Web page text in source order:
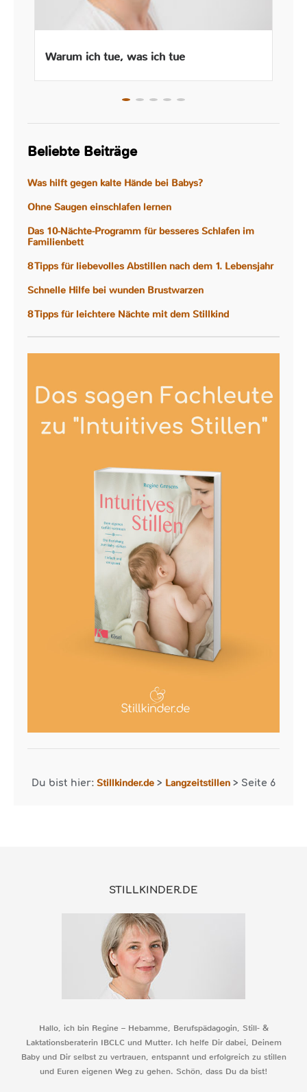
Warum ich tue, was ich tue
Beliebte Beiträge
Was hilft gegen kalte Hände bei Babys?
Ohne Saugen einschlafen lernen
Das 10-Nächte-Programm für besseres Schlafen im
Familienbett
8 Tipps für liebevolles Abstillen nach dem 1. Lebensjahr
Schnelle Hilfe bei wunden Brustwarzen
8 Tipps für leichtere Nächte mit dem Stillkind
Du bist hier: Stillkinder.de > Langzeitstillen > Seite 6
STILLKINDER.DE
Hallo, ich bin Regine – Hebamme, Berufspädagogin, Still- &
Laktationsberaterin IBCLC und Mutter. Ich helfe Dir dabei, Deinem
Baby und Dir selbst zu vertrauen, entspannt und erfolgreich zu stillen
und Euren eigenen Weg zu gehen. Schön, dass Du da bist!